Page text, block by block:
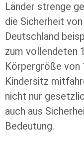
Länder strenge
die Sicherheit
Deutschland
zum vollendeten
Körpergröße von
Kindersitz
nicht nur
auch aus
Bedeutung.